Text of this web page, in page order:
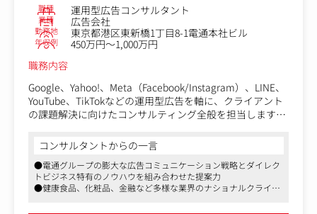
・クライアントの成長に寄与するため事業計画に深く踏み
込んだ提案が求められます。「事業課題解決のパートナ
ー」としてテレビメディアを活用する事で、提案力・発想
力・交渉力を身に着け成長する事ができます。また、電通
ダイレクトの強みである「レスポンス」へのこだわりによ
り、自身の提案がどれだけ売上に貢献したかが明確に分か
ります。
連携も活発にできるため、メディア業務の手応えや達成感
を実感できる環境です。
職種 運用型広告コンサルタント
業種 広告会社
勤務地 東京都港区東新橋1丁目8-1電通本社ビル
年収例
450万円～1,000万円
職務内容
Google、Yahoo!、Meta（Facebook/Instagram）、LINE、
YouTube、TikTokなどの運用型広告を軸に、クライアント
の課題解決に向けたコンサルティング全般を担当します。
＜具体的な業務内容＞
1. 課題抽出・戦略立案
クライアントのKGI/KPIに基づいた、ターゲット選定およ
びメディアプランニング配信設計の構築（アカウント構造
の設計、タグマネジメント等）
コンサルタントからの一言
●電通グループの膨大な広告コミュニケーション戦略とダイレク
トビジネス特有のノウハウを組み合わせた提案力
●健康食品、化粧品、金融など多様な業界のナショナルクライア